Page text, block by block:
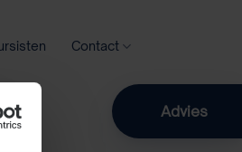
Contact
Advies